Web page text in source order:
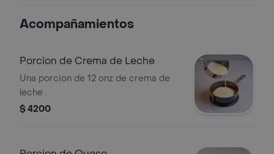
Acompañamientos
Porcion de Crema de Leche
Una porcion de 12 onz de crema de
leche .
$ 4200